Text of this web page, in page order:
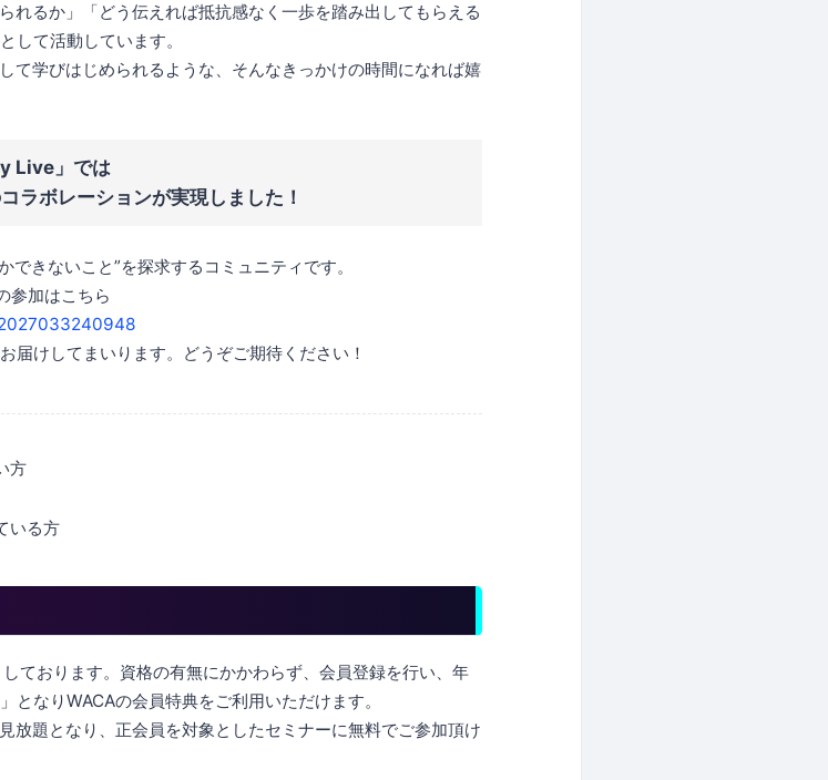
れるか」「どう伝えれば抵抗感なく一歩を踏み出してもらえる
して活動しています。
て学びはじめられるような、そんなきっかけの時間になれば嬉
Live」では
ラボレーションが実現しました！
きないこと”を探求するコミュニティです。
参加はこちら
届けしてまいります。どうぞご期待ください！
方
いる方
ております。資格の有無にかかわらず、会員登録を行い、年
なりWACAの会員特典をご利用いただけます。
放題となり、正会員を対象としたセミナーに無料でご参加頂け